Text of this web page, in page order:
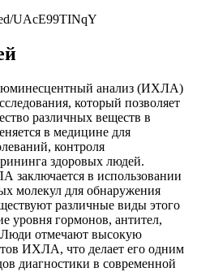
UAcE99TINqY
анализ (ИХЛА)
который позволяет
различных веществ в
в медицине для
контроля
здоровых людей.
в использовании
молекул для обнаружения
различные виды этого
уровня гормонов, антител,
Люди отмечают высокую
ИХЛА, что делает его одним
диагностики в современной